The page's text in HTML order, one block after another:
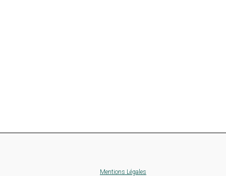
Mentions Légales